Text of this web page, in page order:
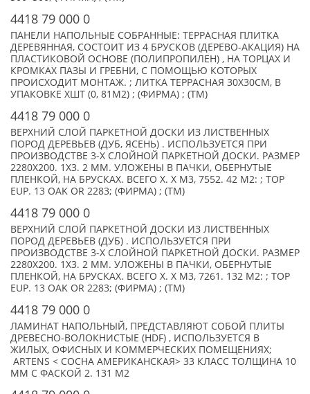
4418 79 000 0
ПАНЕЛИ НАПОЛЬНЫЕ СОБРАННЫЕ: ТЕРРАСНАЯ ПЛИТКА
ДЕРЕВЯННАЯ, СОСТОИТ ИЗ 4 БРУСКОВ (ДЕРЕВО-АКАЦИЯ) НА
ПЛАСТИКОВОЙ ОСНОВЕ (ПОЛИПРОПИЛЕН) , НА ТОРЦАХ И
КРОМКАХ ПАЗЫ И ГРЕБНИ, С ПОМОЩЬЮ КОТОРЫХ
ПРОИСХОДИТ МОНТАЖ. ; ЛИТКА ТЕРРАСНАЯ 30Х30СМ, В
УПАКОВКЕ XШТ (0, 81М2) ; (ФИРМА) ; (TM)
4418 79 000 0
ВЕРХНИЙ СЛОЙ ПАРКЕТНОЙ ДОСКИ ИЗ ЛИСТВЕННЫХ
ПОРОД ДЕРЕВЬЕВ (ДУБ, ЯСЕНЬ) . ИСПОЛЬЗУЕТСЯ ПРИ
ПРОИЗВОДСТВЕ 3-Х СЛОЙНОЙ ПАРКЕТНОЙ ДОСКИ. РАЗМЕР
2280Х200. 1Х3. 2 ММ. УЛОЖЕНЫ В ПАЧКИ, ОБЕРНУТЫЕ
ПЛЕНКОЙ, НА БРУСКАХ. ВСЕГО X. X М3, 7552. 42 М2: ; TOP
EUP. 13 OAK OR 2283; (ФИРМА) ; (TM)
4418 79 000 0
ВЕРХНИЙ СЛОЙ ПАРКЕТНОЙ ДОСКИ ИЗ ЛИСТВЕННЫХ
ПОРОД ДЕРЕВЬЕВ (ДУБ) . ИСПОЛЬЗУЕТСЯ ПРИ
ПРОИЗВОДСТВЕ 3-Х СЛОЙНОЙ ПАРКЕТНОЙ ДОСКИ. РАЗМЕР
2280Х200. 1Х3. 2 ММ. УЛОЖЕНЫ В ПАЧКИ, ОБЕРНУТЫЕ
ПЛЕНКОЙ, НА БРУСКАХ. ВСЕГО X. X М3, 7261. 132 М2: ; TOP
EUP. 13 OAK OR 2283; (ФИРМА) ; (TM)
4418 79 000 0
ЛАМИНАТ НАПОЛЬНЫЙ, ПРЕДСТАВЛЯЮТ СОБОЙ ПЛИТЫ
ДРЕВЕСНО-ВОЛОКНИСТЫЕ (HDF) , ИСПОЛЬЗУЕТСЯ В
ЖИЛЫХ, ОФИСНЫХ И КОММЕРЧЕСКИХ ПОМЕЩЕНИЯХ;
ARTENS < СОСНА АМЕРИКАНСКАЯ> 33 КЛАСС ТОЛЩИНА 10
ММ С ФАСКОЙ 2. 131 М2